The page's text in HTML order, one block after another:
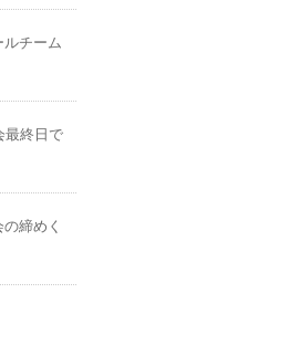
ルチーム
最終日で
締めく